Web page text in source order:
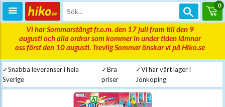
0
Vi har Sommarstängt fr.o.m. den 17 juli fram till den 9
augusti och alla ordrar som kommer in under tiden lämnar
oss först den 10 augusti. Trevlig Sommar önskar vi på Hiko.se
✓Snabba leveranser i hela
Sverige
✓Bra
priser
✓Vi har vårt lager i
Jönköping